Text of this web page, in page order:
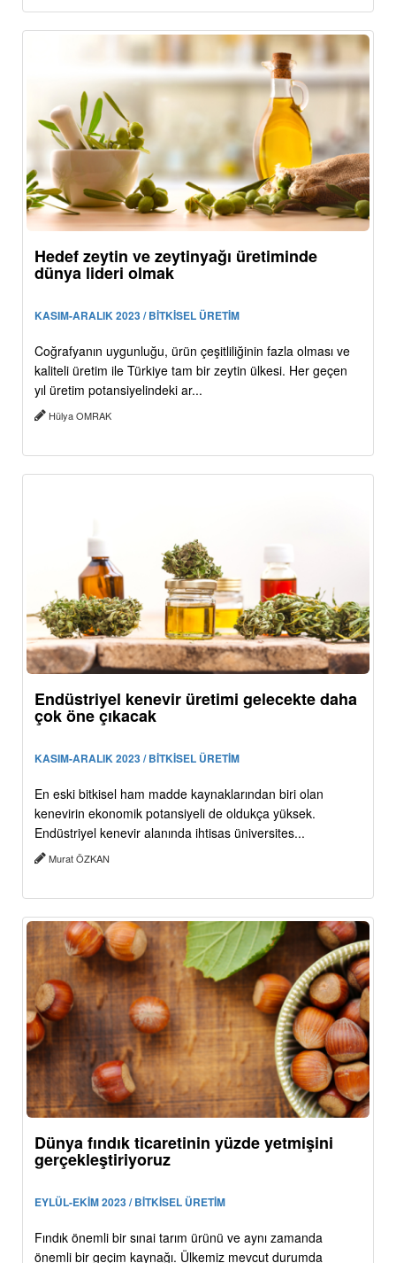
Hedef zeytin ve zeytinyağı üretiminde
dünya lideri olmak
KASIM-ARALIK 2023 / BİTKİSEL ÜRETİM
Coğrafyanın uygunluğu, ürün çeşitliliğinin fazla olması ve
kaliteli üretim ile Türkiye tam bir zeytin ülkesi. Her geçen
yıl üretim potansiyelindeki ar...
Hülya OMRAK
Endüstriyel kenevir üretimi gelecekte daha
çok öne çıkacak
KASIM-ARALIK 2023 / BİTKİSEL ÜRETİM
En eski bitkisel ham madde kaynaklarından biri olan
kenevirin ekonomik potansiyeli de oldukça yüksek.
Endüstriyel kenevir alanında ihtisas üniversites...
Murat ÖZKAN
Dünya fındık ticaretinin yüzde yetmişini
gerçekleştiriyoruz
EYLÜL-EKİM 2023 / BİTKİSEL ÜRETİM
Fındık önemli bir sınai tarım ürünü ve aynı zamanda
önemli bir geçim kaynağı. Ülkemiz mevcut durumda